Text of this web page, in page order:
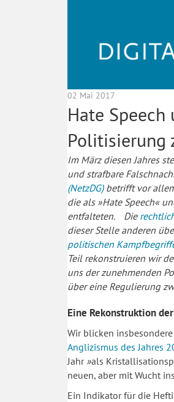
02 Mai 2017
Hate
Politisierung
Im März diesen Jahres
und strafbare
(NetzDG)betrifft vor
die als »Hate Speech«
entfalteten. Die
dieser Stelle anderen
politischen
Teil rekonstruieren wir
uns der zunehmenden
über eine Regulierung
Eine Rekonstruktion
Wir blicken
Anglizismus des Jahres
Jahr »als
neuen, aber mit Wucht
Ein Indikator für die